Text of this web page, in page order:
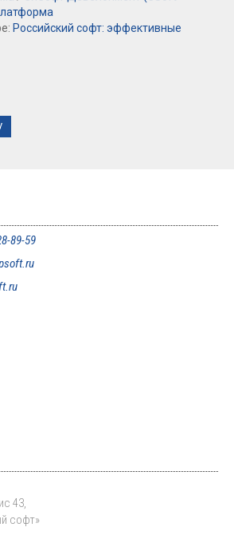
Российский софт: эффективные
89-59
43,
софт»